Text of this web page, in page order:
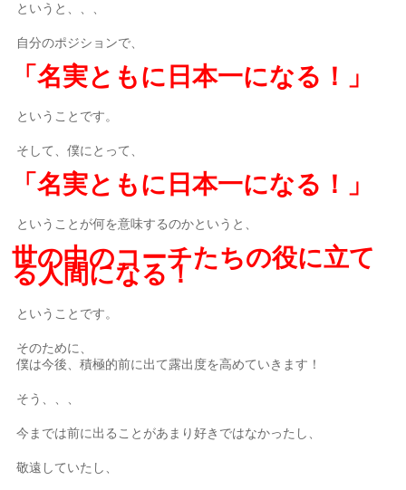
というと、、、
自分のポジションで、
「名実ともに日本一になる！」
ということです。
そして、僕にとって、
「名実ともに日本一になる！」
ということが何を意味するのかというと、
世の中のコーチたちの役に立て
る人間になる！
ということです。
そのために、
僕は今後、積極的前に出て露出度を高めていきます！
そう、、、
今までは前に出ることがあまり好きではなかったし、
敬遠していたし、